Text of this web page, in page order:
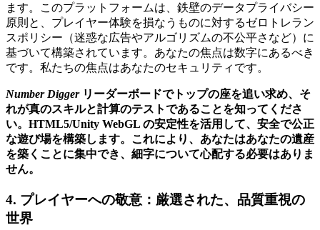
ます。このプラットフォームは、鉄壁のデータプライバシー
原則と、プレイヤー体験を損なうものに対するゼロトレラン
スポリシー（迷惑な広告やアルゴリズムの不公平さなど）に
基づいて構築されています。あなたの焦点は数字にあるべき
です。私たちの焦点はあなたのセキュリティです。
Number Diggerリーダーボードでトップの座を追い求め、そ
れが真のスキルと計算のテストであることを知ってくださ
い。HTML5/Unity WebGL の安定性を活用して、安全で公正
な遊び場を構築します。これにより、あなたはあなたの遺産
を築くことに集中でき、細字について心配する必要はありま
せん。
4. プレイヤーへの敬意：厳選された、品質重視の
世界